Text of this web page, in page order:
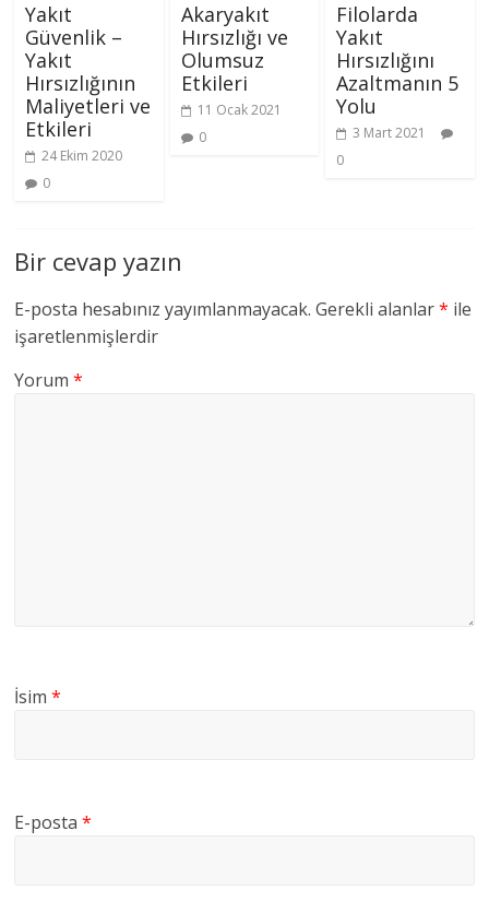
Yakıt
Güvenlik –
Yakıt
Hırsızlığının
Maliyetleri ve
Etkileri
24 Ekim 2020
0
Akaryakıt
Hırsızlığı ve
Olumsuz
Etkileri
11 Ocak 2021
0
Filolarda
Yakıt
Hırsızlığını
Azaltmanın 5
Yolu
3 Mart 2021
0
Bir cevap yazın
E-posta hesabınız yayımlanmayacak. Gerekli alanlar* ile
işaretlenmişlerdir
Yorum*
İsim*
E-posta*